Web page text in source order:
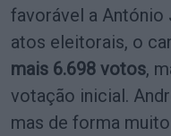
favorável a António
atos eleitorais, o
mais 6.698 votos,
votação inicial.
mas de forma